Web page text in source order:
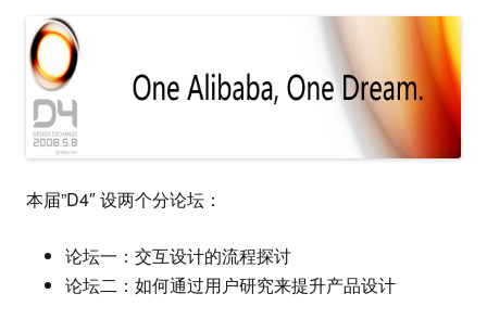
本届”D4″ 设两个分论坛：
论坛一：交互设计的流程探讨
论坛二：如何通过用户研究来提升产品设计